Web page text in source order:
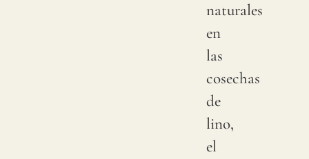
naturales
en
las
cosechas
de
lino,
el